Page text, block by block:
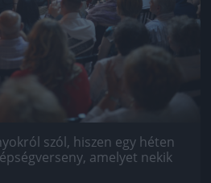
szól, hiszen egy héten
amelyet nekik